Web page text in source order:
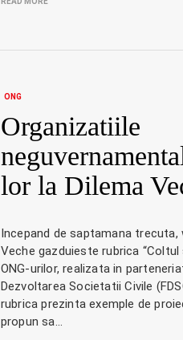
ONG
Organizatiile
lor la Dilema
Incepand de saptamana
Veche gazduieste rubrica
ONG-urilor, realizata in
Dezvoltarea Societatii Civile
rubrica prezinta exemple de
propun sa…